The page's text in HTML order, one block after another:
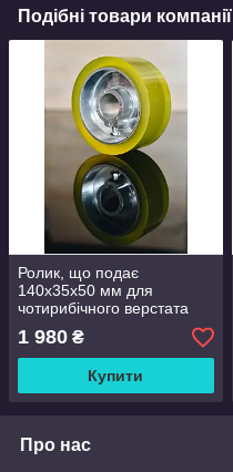
Подібні товари компанії
Ролик, що подає
140x35x50 мм для
чотирибічного верстата
1 980 ₴
Купити
Про нас